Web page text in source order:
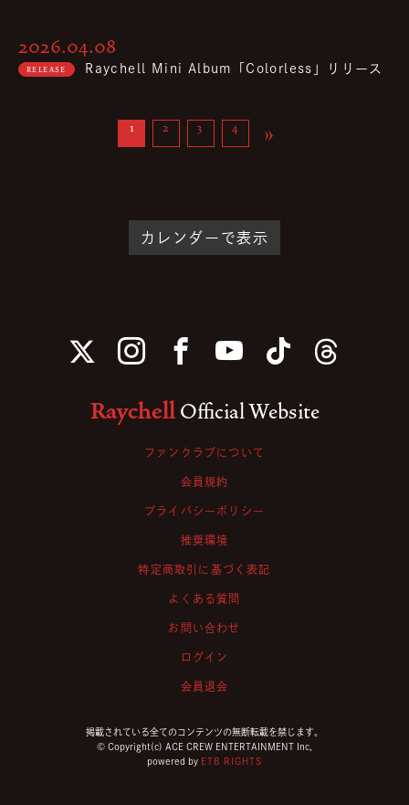
2026.04.08
RELEASE Raychell Mini Album「Colorless」リリース
1 2 3 4 »
カレンダーで表示
Raychell Official Website
ファンクラブについて
会員規約
プライバシーポリシー
推奨環境
特定商取引に基づく表記
よくある質問
お問い合わせ
ログイン
会員退会
掲載されている全てのコンテンツの無断転載を禁じます。
© Copyright(c) ACE CREW ENTERTAINMENT Inc,
powered by ETB RIGHTS